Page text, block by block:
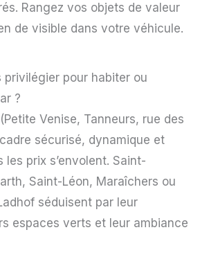
Rangez vos objets de valeur
de visible dans votre véhicule.
privilégier pour habiter ou
?
Venise, Tanneurs, rue des
sécurisé, dynamique et
les prix s’envolent. Saint-
Saint-Léon, Maraîchers ou
séduisent par leur
espaces verts et leur ambiance